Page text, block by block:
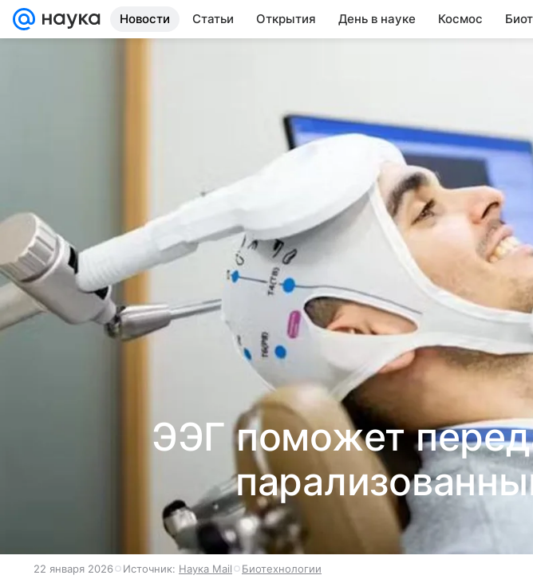
Новости Статьи Открытия День в науке Космос
ЭЭГ поможет
22 января 2026 Источник: Наука Mail Биотехнологии